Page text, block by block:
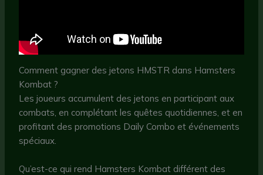
Comment gagner des jetons HMSTR dans Hamsters
Kombat ?
Les joueurs accumulent des jetons en participant aux
combats, en complétant les quêtes quotidiennes, et en
profitant des promotions Daily Combo et événements
spéciaux.
Qu’est-ce qui rend Hamsters Kombat différent des